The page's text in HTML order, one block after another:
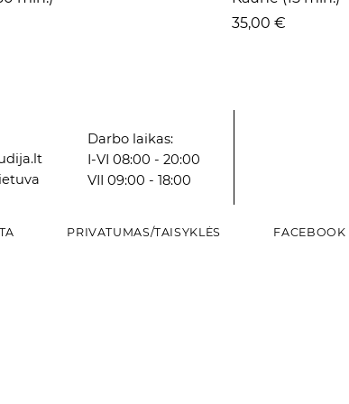
Kaina
35,00 €
Darbo laikas:
I-VI 08:00 - 20:00
VII 09:00 - 18:00
PRIVATUMAS/TAISYKLĖS FACEBOOK